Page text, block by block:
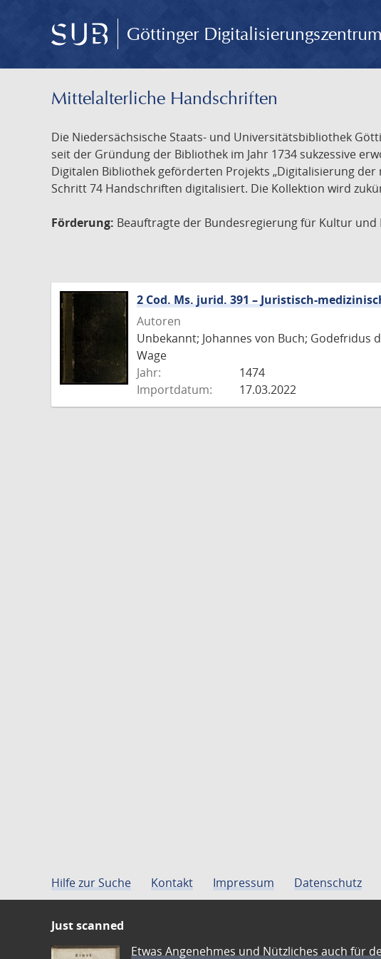
Göttinger Digitalisierungszentrum
Mittelalterliche Handschriften
Die Niedersächsische Staats- und Universitätsbibliothek
seit der Gründung der Bibliothek im Jahr 1734 sukzessive
Digitalen Bibliothek geförderten Projekts „Digitalisierung
Schritt 74 Handschriften digitalisiert. Die Kollektion wird
Förderung: Beauftragte der Bundesregierung für Kultur
2 Cod. Ms. jurid. 391 – Juristisch-
Autoren
Unbekannt; Johannes von Buch;
Wage
Jahr:
1474
Importdatum:
17.03.2022
Hilfe zur Suche Kontakt Impressum Datenschutz
Just scanned
Etwas Angenehmes und Nützliches auch für